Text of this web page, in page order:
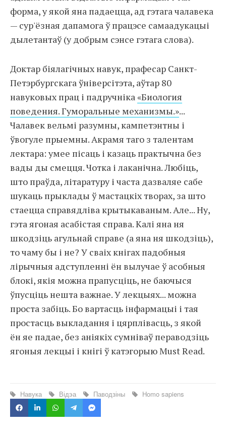
форма, у якой яна падаецца, ад гэтага чалавека
— сур'ёзная дапамога ў працэсе самаадукацыі
дылетантаў (у добрым сэнсе гэтага слова).
Доктар біялагічных навук, прафесар Санкт-
Петэрбургскага ўніверсітэта, аўтар 80
навуковых прац і падручніка «Биология
поведения. Гуморальные механизмы.»...
Чалавек вельмі разумны, кампетэнтны і
ўвогуле прыемны. Акрамя таго з талентам
лектара: умее пісаць і казаць практычна без
вады ды смецця. Чотка і лаканічна. Любіць,
што праўда, літаратуру і часта дазваляе сабе
шукаць прыклады ў мастацкіх творах, за што
стаецца справядліва крытыкаваным. Але... Ну,
гэта ягоная асабістая справа. Калі яна ня
шкодзіць агульнай справе (а яна ня шкодзіць),
то чаму бы і не? У сваіх кнігах падобныя
лірычныя адступленні ён вылучае ў асобныя
блокі, якія можна прапусціць, не баючыся
ўпусціць нешта важнае. У лекцыях... можна
проста забіць. Бо вартасць інфармацыі і тая
простасць выкладання і цярплівасць, з якой
ён яе падае, без аніякіх сумніваў пераводзіць
ягоныя лекцыі і кнігі ў катэгорыю Must Read.
Навука Відэа Паводзіны Homo sapiens